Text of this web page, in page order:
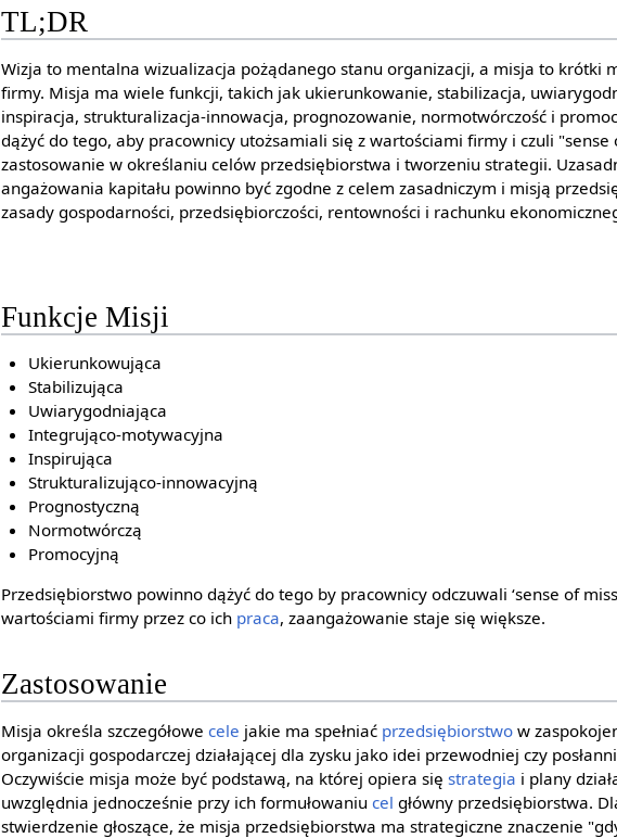
TL;DR
Wizja to mentalna wizualizacja pożądanego stanu organizacji, a misja to krótki
firmy. Misja ma wiele funkcji, takich jak ukierunkowanie, stabilizacja,
inspiracja, strukturalizacja-innowacja, prognozowanie, normotwórczość i
dążyć do tego, aby pracownicy utożsamiali się z wartościami firmy i czuli
zastosowanie w określaniu celów przedsiębiorstwa i tworzeniu strategii.
angażowania kapitału powinno być zgodne z celem zasadniczym i misją
zasady gospodarności, przedsiębiorczości, rentowności i rachunku
Funkcje Misji
Ukierunkowująca
Stabilizująca
Uwiarygodniająca
Integrująco-motywacyjna
Inspirująca
Strukturalizująco-innowacyjną
Prognostyczną
Normotwórczą
Promocyjną
Przedsiębiorstwo powinno dążyć do tego by pracownicy odczuwali ‘sense of
wartościami firmy przez co ich praca, zaangażowanie staje się większe.
Zastosowanie
Misja określa szczegółowecele jakie ma spełniać przedsiębiorstwo w
organizacji gospodarczej działającej dla zysku jako idei przewodniej czy
Oczywiście misja może być podstawą, na której opiera sięstrategia i plany
uwzględnia jednocześnie przy ich formułowaniucel główny przedsiębiorstwa.
stwierdzenie głoszące, że misja przedsiębiorstwa ma strategiczne znaczenie